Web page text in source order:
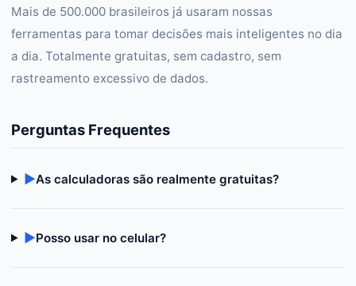
Mais de 500.000 brasileiros já usaram nossas
ferramentas para tomar decisões mais inteligentes no dia
a dia. Totalmente gratuitas, sem cadastro, sem
rastreamento excessivo de dados.
Perguntas Frequentes
▶As calculadoras são realmente gratuitas?
▶Posso usar no celular?